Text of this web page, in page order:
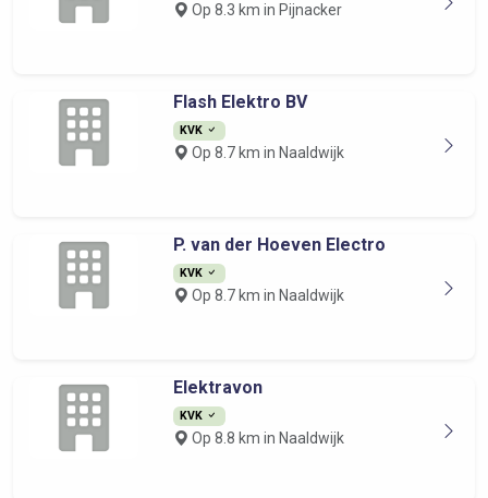
Op 8.3 km in Pijnacker
Flash Elektro BV
KVK
Op 8.7 km in Naaldwijk
P. van der Hoeven Electro
KVK
Op 8.7 km in Naaldwijk
Elektravon
KVK
Op 8.8 km in Naaldwijk